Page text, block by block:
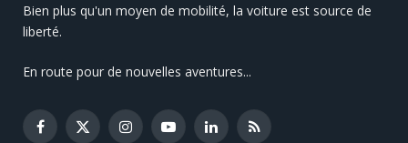
Bien plus qu'un moyen de mobilité, la voiture est source de
liberté.
En route pour de nouvelles aventures...
Facebook
X
InstagramYouTubeLinkedInRSS